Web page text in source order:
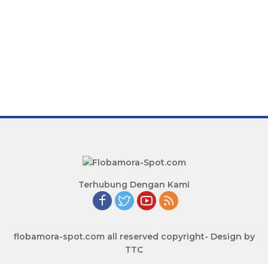
Terhubung Dengan Kami
flobamora-spot.com all reserved copyright- Design by
TTC